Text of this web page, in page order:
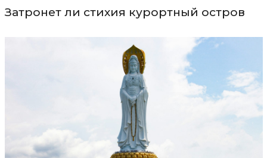
Затронет ли стихия курортный остров